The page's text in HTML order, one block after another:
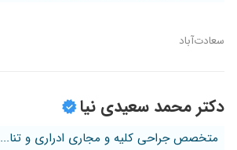
سعادت‌آباد
دکتر محمد سعیدی نیا
متخصص جراحی کلیه و مجاری ادراری و تنا...